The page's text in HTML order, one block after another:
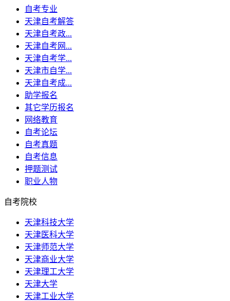
自考专业
天津自考解答
天津自考政...
天津自考网...
天津自考学...
天津市自学...
天津自考成...
助学报名
其它学历报名
网络教育
自考论坛
自考真题
自考信息
押题测试
职业人物
自考院校
天津科技大学
天津医科大学
天津师范大学
天津商业大学
天津理工大学
天津大学
天津工业大学